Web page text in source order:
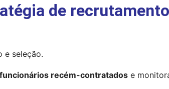
de
e seleção.
recém-contratados e